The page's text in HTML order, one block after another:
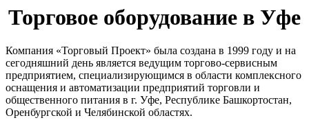
Торговое оборудование в Уфе
Компания «Торговый Проект» была создана в 1999 году и на
сегодняшний день является ведущим торгово-сервисным
предприятием, специализирующимся в области комплексного
оснащения и автоматизации предприятий торговли и
общественного питания в г. Уфе, Республике Башкортостан,
Оренбургской и Челябинской областях.